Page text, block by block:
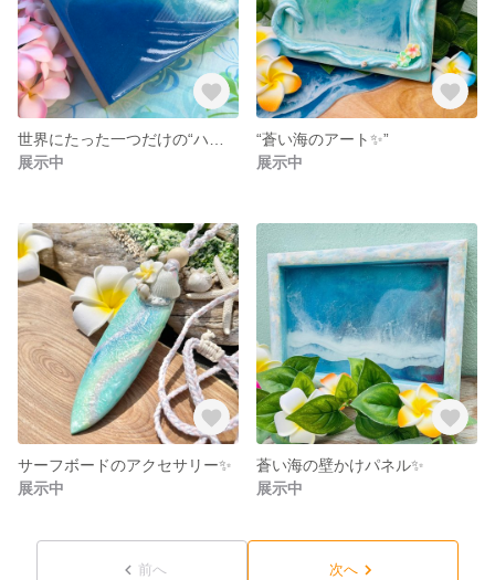
展示中
“蒼い海のアート✨”
展示中
サーフボードのアクセサリー✨
展示中
蒼い海の壁かけパネル✨
展示中
前へ 次へ